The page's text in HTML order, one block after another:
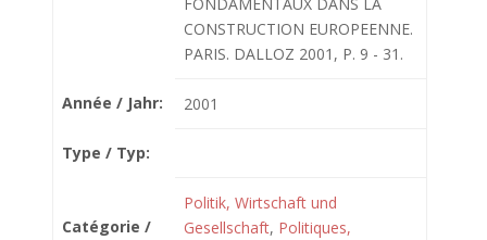
CONSTRUCTION EUROPEENNE.
PARIS. DALLOZ 2001, P. 9 - 31.
Année / Jahr: 2001
Type / Typ:
Catégorie /
Politik, Wirtschaft und
Gesellschaft, Politiques,